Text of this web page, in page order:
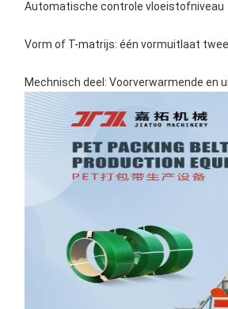
Automatische controle vloeistofniveau
Vorm of T-matrijs: één vormuitlaat
Mechnisch deel: Voorverwarmende